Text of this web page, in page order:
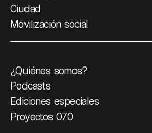
Ciudad
Movilización social
¿Quiénes somos?
Podcasts
Ediciones especiales
Proyectos 070